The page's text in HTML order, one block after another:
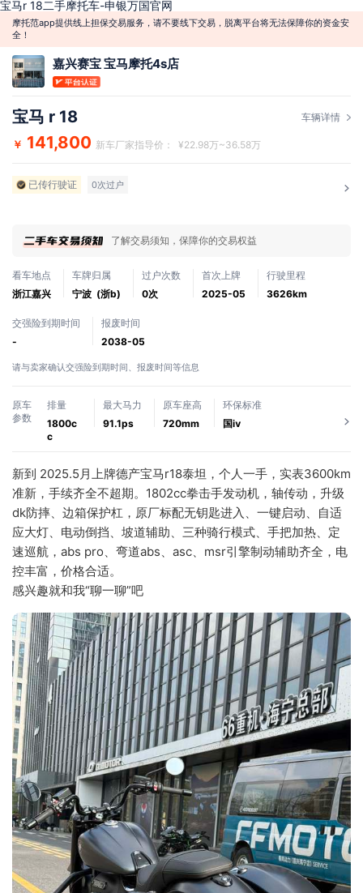
宝马r 18二手摩托车-申银万国官网
摩托范app提供线上担保交易服务，请不要线下交易，脱离平台将无法保障你的资金安
全！
嘉兴赛宝 宝马摩托4s店
宝马 r 18 车辆详情
￥ 141,800 新车厂家指导价： ¥22.98万~36.58万
已传行驶证 0次过户
了解交易须知，保障你的交易权益
看车地点
浙江嘉兴
车牌归属
宁波 (浙b)
过户次数
0次
首次上牌
2025-05
行驶里程
3626km
交强险到期时间
-
报废时间
2038-05
请与卖家确认交强险到期时间、报废时间等信息
原车
参数
排量
1800c
c
最大马力
91.1ps
原车座高
720mm
环保标准
国ⅳ
新到 2025.5月上牌德产宝马r18泰坦，个人一手，实表3600km
准新，手续齐全不超期。1802cc拳击手发动机，轴传动，升级
dk防摔、边箱保护杠，原厂标配无钥匙进入、一键启动、自适
应大灯、电动倒挡、坡道辅助、三种骑行模式、手把加热、定
速巡航，abs pro、弯道abs、asc、msr引擎制动辅助齐全，电
控丰富，价格合适。
感兴趣就和我“聊一聊”吧